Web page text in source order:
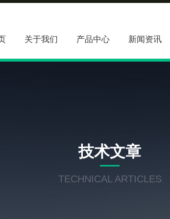
关于我们 产品中心 新闻资讯
技术文章
TECHNICAL ARTICLES